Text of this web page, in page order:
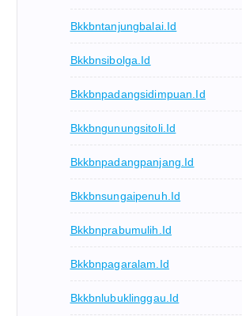
Bkkbntanjungbalai.id
Bkkbnsibolga.id
Bkkbnpadangsidimpuan.id
Bkkbngunungsitoli.id
Bkkbnpadangpanjang.id
Bkkbnsungaipenuh.id
Bkkbnprabumulih.id
Bkkbnpagaralam.id
Bkkbnlubuklinggau.id